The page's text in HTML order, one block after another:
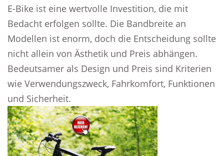
E-Bike ist eine wertvolle Investition, die mit
Bedacht erfolgen sollte. Die Bandbreite an
Modellen ist enorm, doch die Entscheidung sollte
nicht allein von Ästhetik und Preis abhängen.
Bedeutsamer als Design und Preis sind Kriterien
wie Verwendungszweck, Fahrkomfort, Funktionen
und Sicherheit.